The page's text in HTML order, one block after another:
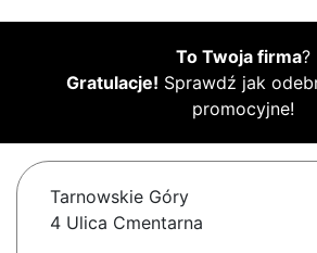
To Twoja firma?
Gratulacje! Sprawdź jak
promocyjne!
Tarnowskie Góry
4 Ulica Cmentarna